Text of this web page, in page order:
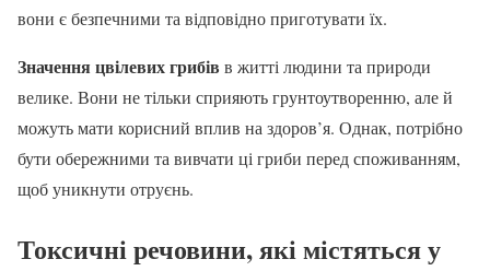
вони є безпечними та відповідно приготувати їх.
Значення цвілевих грибів в житті людини та природи
велике. Вони не тільки сприяють грунтоутворенню, але й
можуть мати корисний вплив на здоров’я. Однак, потрібно
бути обережними та вивчати ці гриби перед споживанням,
щоб уникнути отруєнь.
Токсичні речовини, які містяться у